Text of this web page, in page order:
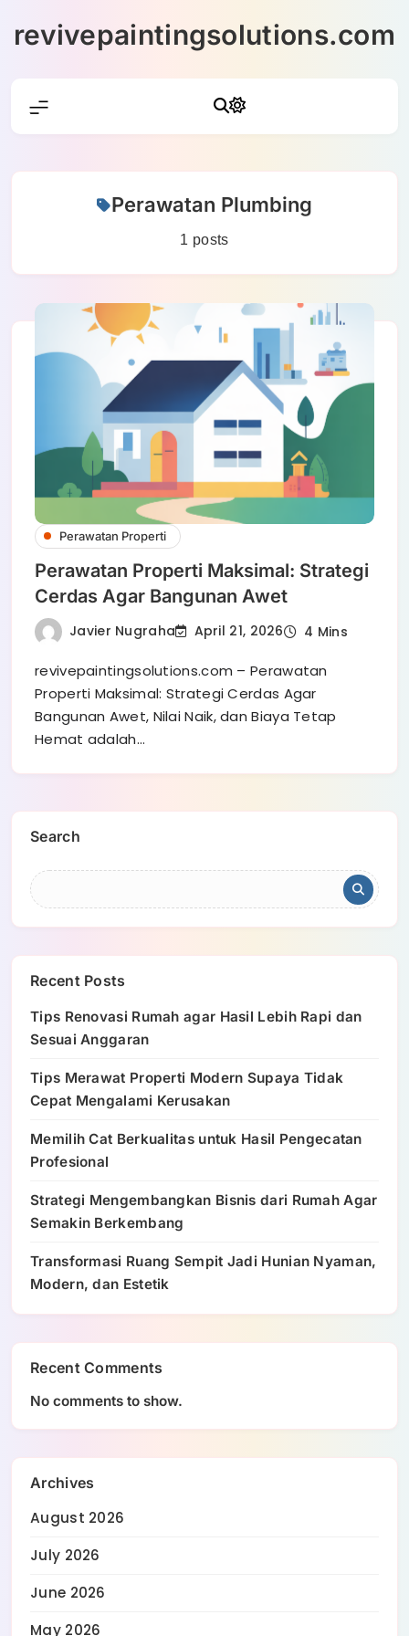
revivepaintingsolutions.com
Perawatan Plumbing
1 posts
Perawatan Properti
Perawatan Properti Maksimal: Strategi
Cerdas Agar Bangunan Awet
Javier Nugraha April 21, 2026 4 Mins
revivepaintingsolutions.com – Perawatan
Properti Maksimal: Strategi Cerdas Agar
Bangunan Awet, Nilai Naik, dan Biaya Tetap
Hemat adalah…
Search
Recent Posts
Tips Renovasi Rumah agar Hasil Lebih Rapi dan
Sesuai Anggaran
Tips Merawat Properti Modern Supaya Tidak
Cepat Mengalami Kerusakan
Memilih Cat Berkualitas untuk Hasil Pengecatan
Profesional
Strategi Mengembangkan Bisnis dari Rumah Agar
Semakin Berkembang
Transformasi Ruang Sempit Jadi Hunian Nyaman,
Modern, dan Estetik
Recent Comments
No comments to show.
Archives
August 2026
July 2026
June 2026
May 2026